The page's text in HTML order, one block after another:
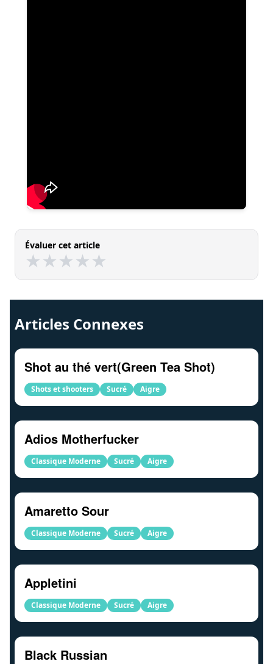
Évaluer cet article
★
★★
★★
★★
★★
★
Articles Connexes
Shot au thé vert(Green Tea Shot)
Shots et shooters Sucré Aigre
Adios Motherfucker
Classique Moderne Sucré Aigre
Amaretto Sour
Classique Moderne Sucré Aigre
Appletini
Classique Moderne Sucré Aigre
Black Russian